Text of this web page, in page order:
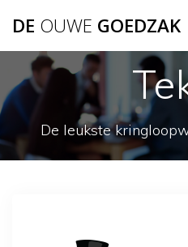
DE OUWE GOEDZAK
De leukste